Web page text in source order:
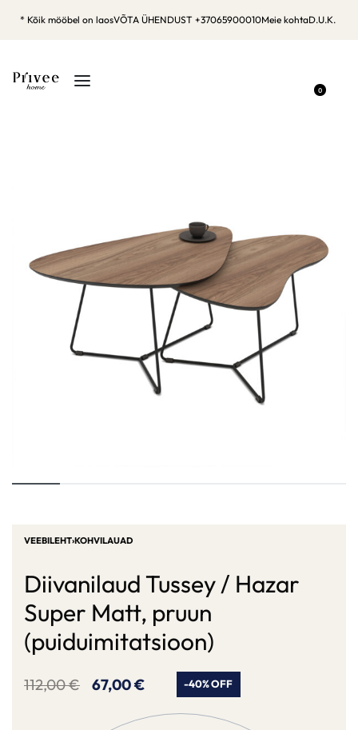
* Kõik mööbel on laosVÕTA ÜHENDUST +37065900010Meie kohtaD.U.K.
0
VEEBILEHT›KOHVILAUAD
Diivanilaud Tussey / Hazar
Super Matt, pruun
(puiduimitatsioon)
112,00€ 67,00€ -40% OFF